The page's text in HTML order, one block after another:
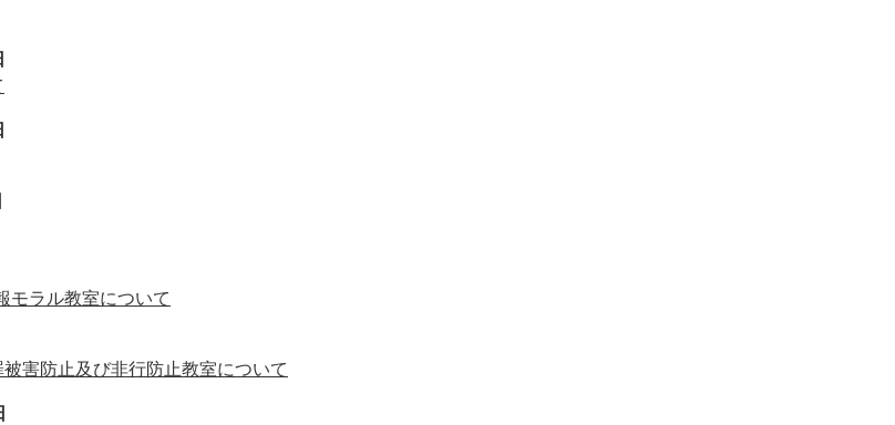
モラル教室について
害防止及び非行防止教室について